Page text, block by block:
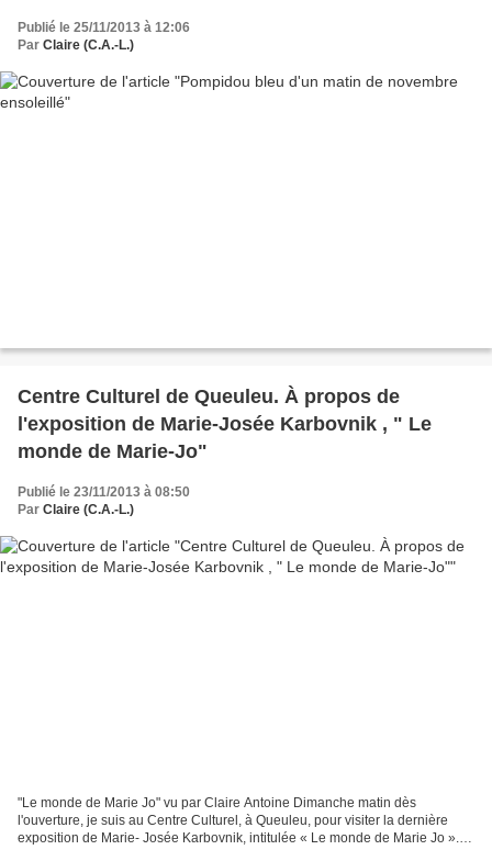
Publié le 25/11/2013 à 12:06
Par Claire (C.A.-L.)
Centre Culturel de Queuleu. À propos de
l'exposition de Marie-Josée Karbovnik , " Le
monde de Marie-Jo"
Publié le 23/11/2013 à 08:50
Par Claire (C.A.-L.)
"Le monde de Marie Jo" vu par Claire Antoine Dimanche matin dès
l'ouverture, je suis au Centre Culturel, à Queuleu, pour visiter la dernière
exposition de Marie- Josée Karbovnik, intitulée « Le monde de Marie Jo ».